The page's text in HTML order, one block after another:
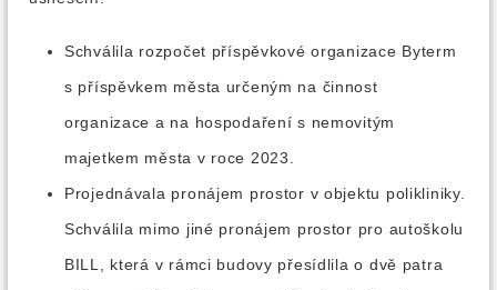
Schválila rozpočet příspěvkové organizace Byterm
s příspěvkem města určeným na činnost
organizace a na hospodaření s nemovitým
majetkem města v roce 2023.
Projednávala pronájem prostor v objektu polikliniky.
Schválila mimo jiné pronájem prostor pro autoškolu
BILL, která v rámci budovy přesídlila o dvě patra